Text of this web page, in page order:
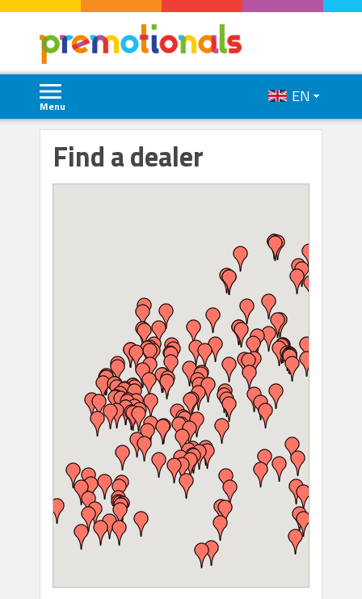
Menu
Find a dealer
EN